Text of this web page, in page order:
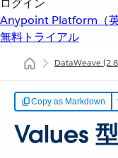
ログイン
Anypoint Platform（英
無料トライアル
DataWeave
Copy as Markdown
Values 型